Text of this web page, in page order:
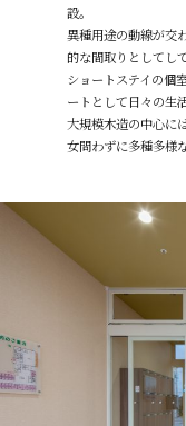
設。
異種用途の動線が交
的な間取りとしてし
ショートステイの個
ートとして日々の生
大規模木造の中心に
女問わずに多種多様